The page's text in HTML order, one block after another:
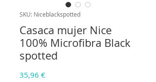
SKU: Niceblackspotted
Casaca mujer Nice
100% Microfibra Black
spotted
35,96 €Precio